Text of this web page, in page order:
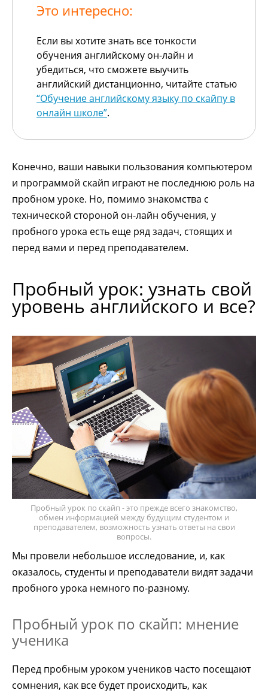
Это интересно:
Если вы хотите знать все тонкости
обучения английскому он-лайн и
убедиться, что сможете выучить
английский дистанционно, читайте статью
“Обучение английскому языку по скайпу в
онлайн школе”.
Конечно, ваши навыки пользования компьютером
и программой скайп играют не последнюю роль на
пробном уроке. Но, помимо знакомства с
технической стороной он-лайн обучения, у
пробного урока есть еще ряд задач, стоящих и
перед вами и перед преподавателем.
Пробный урок: узнать свой
уровень английского и все?
Пробный урок по скайп - это прежде всего знакомство,
обмен информацией между будущим студентом и
преподавателем, возможность узнать ответы на свои
вопросы.
Мы провели небольшое исследование, и, как
оказалось, студенты и преподаватели видят задачи
пробного урока немного по-разному.
Пробный урок по скайп: мнение
ученика
Перед пробным уроком учеников часто посещают
сомнения, как все будет происходить, как